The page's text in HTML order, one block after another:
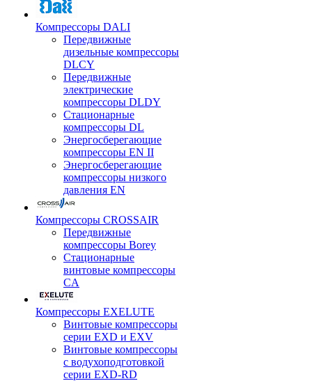
Компрессоры DALI
Передвижные
дизельные компрессоры
DLCY
Передвижные
электрические
компрессоры DLDY
Стационарные
компрессоры DL
Энергосберегающие
компрессоры EN II
Энергосберегающие
компрессоры низкого
давления EN
Компрессоры CROSSAIR
Передвижные
компрессоры Borey
Стационарные
винтовые компрессоры
CA
Компрессоры EXELUTE
Винтовые компрессоры
серии EXD и EXV
Винтовые компрессоры
с водухоподготовкой
серии EXD-RD